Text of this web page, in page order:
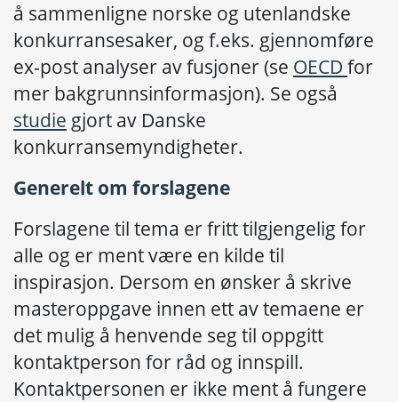
å sammenligne norske og utenlandske
konkurransesaker, og f.eks. gjennomføre
ex-post analyser av fusjoner (se OECD for
mer bakgrunnsinformasjon). Se også
studie gjort av Danske
konkurransemyndigheter.
Generelt om forslagene
Forslagene til tema er fritt tilgjengelig for
alle og er ment være en kilde til
inspirasjon. Dersom en ønsker å skrive
masteroppgave innen ett av temaene er
det mulig å henvende seg til oppgitt
kontaktperson for råd og innspill.
Kontaktpersonen er ikke ment å fungere